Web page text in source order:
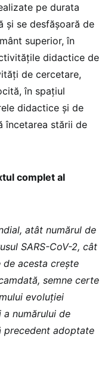
pe durata
și se desfășoară de
superior, în
didactice de
de cercetare,
în spațiul
didactice și de
încetarea stării de
complet al
atât numărul de
SARS-CoV-2, cât
acesta crește
semne certe
evoluției
a numărului de
adoptate